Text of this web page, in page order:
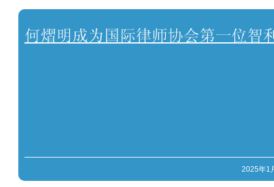
何熠明成为国际律师协会第一位智
2025年1